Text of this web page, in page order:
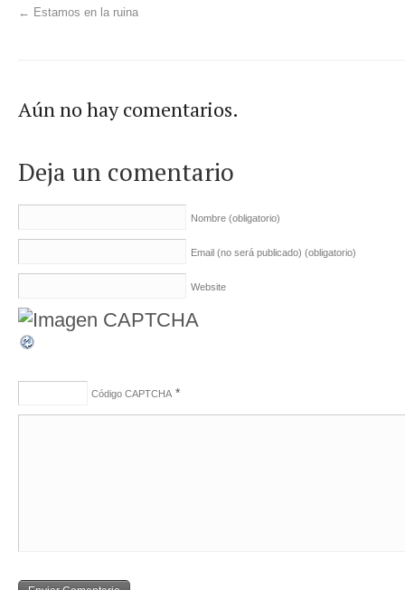
← Estamos en la ruina
Aún no hay comentarios.
Deja un comentario
Nombre (obligatorio)
Email (no será publicado) (obligatorio)
Website
Código CAPTCHA *